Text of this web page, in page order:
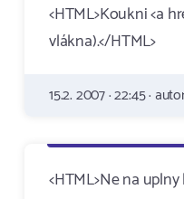
<HTML>Koukni <a
vlákna).</HTML>
15.2. 2007 · 22:45 ·
<HTML>Ne na